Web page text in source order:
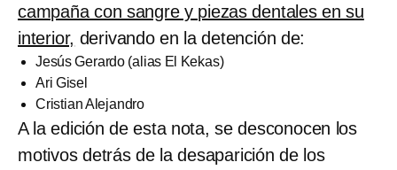
campaña con sangre y piezas dentales en su
interior, derivando en la detención de:
Jesús Gerardo (alias El Kekas)
Ari Gisel
Cristian Alejandro
A la edición de esta nota, se desconocen los
motivos detrás de la desaparición de los